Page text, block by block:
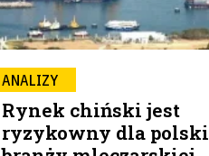
ANALIZY
Rynek chiński jest
ryzykowny dla